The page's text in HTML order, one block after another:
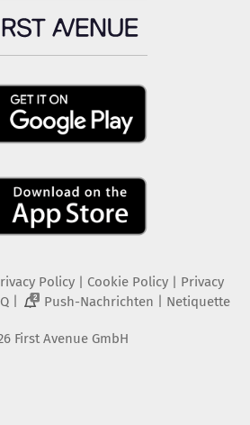
Policy| Cookie Policy| Privacy
| 2 Push-Nachrichten Netiquette
First Avenue GmbH